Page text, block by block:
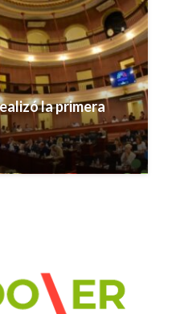
la primera